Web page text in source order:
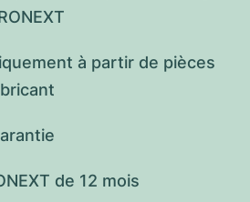
à partir de pièces
de 12 mois